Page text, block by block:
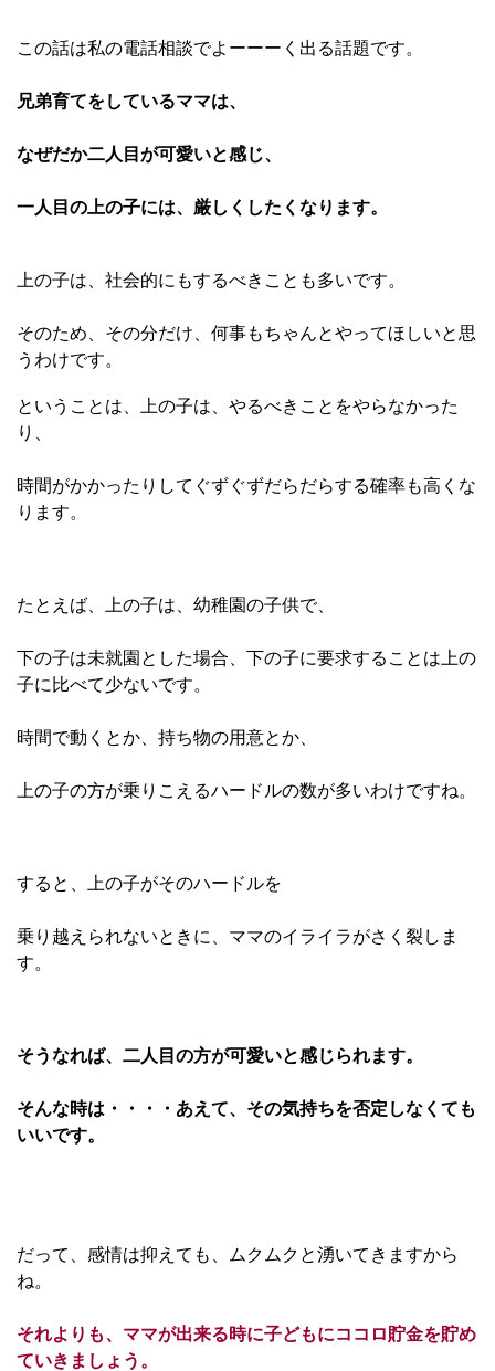
この話は私の電話相談でよーーーく出る話題です。
兄弟育てをしているママは、
なぜだか二人目が可愛いと感じ、
一人目の上の子には、厳しくしたくなります。
上の子は、社会的にもするべきことも多いです。
そのため、その分だけ、何事もちゃんとやってほしいと思
うわけです。
ということは、上の子は、やるべきことをやらなかった
り、
時間がかかったりしてぐずぐずだらだらする確率も高くな
ります。
たとえば、上の子は、幼稚園の子供で、
下の子は未就園とした場合、下の子に要求することは上の
子に比べて少ないです。
時間で動くとか、持ち物の用意とか、
上の子の方が乗りこえるハードルの数が多いわけですね。
すると、上の子がそのハードルを
乗り越えられないときに、ママのイライラがさく裂しま
す。
そうなれば、二人目の方が可愛いと感じられます。
そんな時は・・・・あえて、その気持ちを否定しなくても
いいです。
だって、感情は抑えても、ムクムクと湧いてきますから
ね。
それよりも、ママが出来る時に子どもにココロ貯金を貯め
ていきましょう。